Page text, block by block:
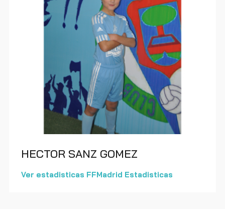
HECTOR SANZ GOMEZ
Ver estadisticas FFMadrid Estadisticas